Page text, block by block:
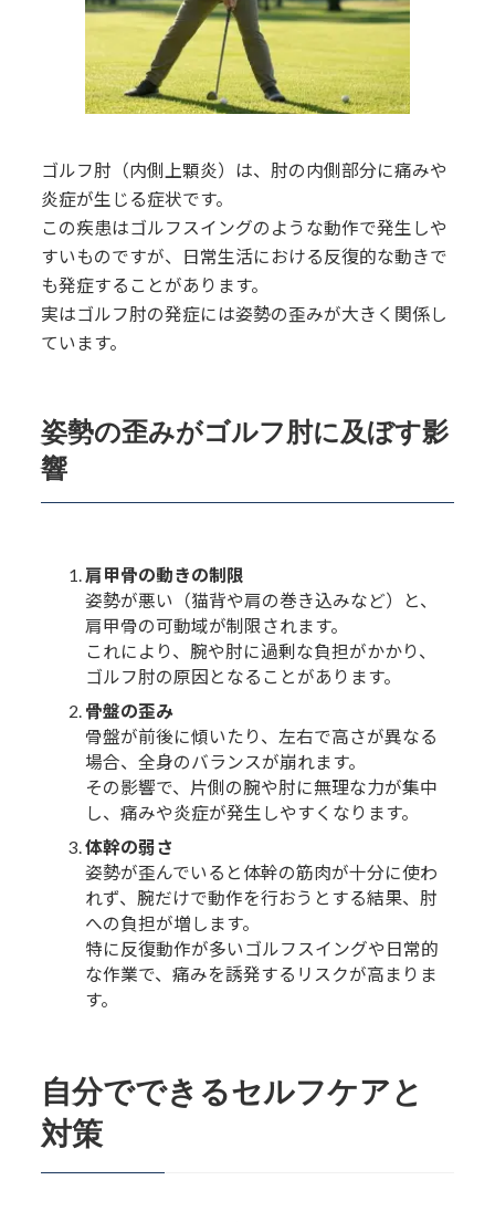
ゴルフ肘（内側上顆炎）は、肘の内側部分に痛みや
炎症が生じる症状です。
この疾患はゴルフスイングのような動作で発生しや
すいものですが、日常生活における反復的な動きで
も発症することがあります。
実はゴルフ肘の発症には姿勢の歪みが大きく関係し
ています。
姿勢の歪みがゴルフ肘に及ぼす影
響
肩甲骨の動きの制限
姿勢が悪い（猫背や肩の巻き込みなど）と、
肩甲骨の可動域が制限されます。
これにより、腕や肘に過剰な負担がかかり、
ゴルフ肘の原因となることがあります。
骨盤の歪み
骨盤が前後に傾いたり、左右で高さが異なる
場合、全身のバランスが崩れます。
その影響で、片側の腕や肘に無理な力が集中
し、痛みや炎症が発生しやすくなります。
体幹の弱さ
姿勢が歪んでいると体幹の筋肉が十分に使わ
れず、腕だけで動作を行おうとする結果、肘
への負担が増します。
特に反復動作が多いゴルフスイングや日常的
な作業で、痛みを誘発するリスクが高まりま
す。
自分でできるセルフケアと
対策